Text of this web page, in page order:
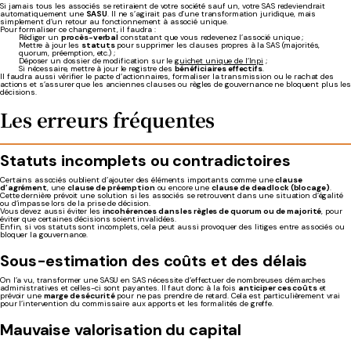
Si jamais tous les associés se retiraient de votre société sauf un, votre SAS redeviendrait
automatiquement une SASU. Il ne s’agirait pas d’une transformation juridique, mais
simplement d’un retour au fonctionnement à associé unique.
Pour formaliser ce changement, il faudra :
Rédiger un procès-verbal constatant que vous redevenez l’associé unique ;
Mettre à jour les statuts pour supprimer les clauses propres à la SAS (majorités,
quorum, préemption, etc.) ;
Déposer un dossier de modification sur le guichet unique de l’Inpi ;
Si nécessaire, mettre à jour le registre des bénéficiaires effectifs.
Il faudra aussi vérifier le pacte d’actionnaires, formaliser la transmission ou le rachat des
actions et s’assurer que les anciennes clauses ou règles de gouvernance ne bloquent plus les
décisions.
Les erreurs fréquentes
Statuts incomplets ou contradictoires
Certains associés oublient d’ajouter des éléments importants comme uneclause
d’agrément, uneclause de préemptionou encore une clause de deadlock (blocage).
Cette dernière prévoit une solution si les associés se retrouvent dans une situation d’égalité
ou d’impasse lors de la prise de décision.
Vous devez aussi éviter les incohérences dans les règles de quorum ou de majorité, pour
éviter que certaines décisions soient invalidées.
Enfin, si vos statuts sont incomplets, cela peut aussi provoquer des litiges entre associés ou
bloquer la gouvernance.
Sous-estimation des coûts et des délais
On l’a vu, transformer une SASU en SAS nécessite d’effectuer de nombreuses démarches
administratives et celles-ci sont payantes. Il faut donc à la fois anticiper ces coûtset
prévoir une marge de sécuritépour ne pas prendre de retard. Cela est particulièrement vrai
pour l’intervention du commissaire aux apports et les formalités de greffe.
Mauvaise valorisation du capital